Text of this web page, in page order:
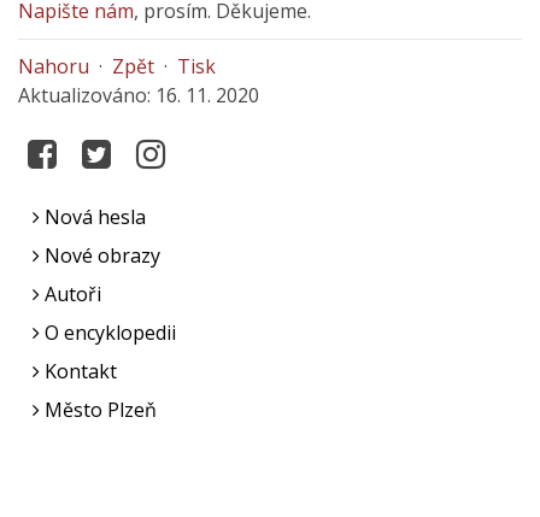
Napište nám, prosím. Děkujeme.
Nahoru · Zpět · Tisk
Aktualizováno: 16. 11. 2020
Nová hesla
Nové obrazy
Autoři
O encyklopedii
Kontakt
Město Plzeň